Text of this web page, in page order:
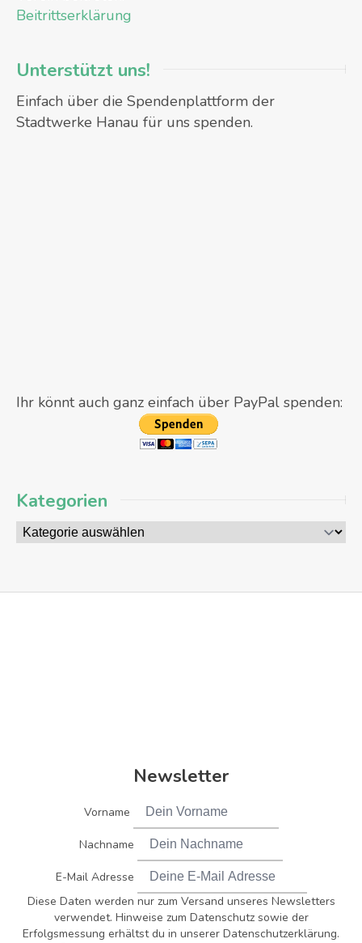
Beitrittserklärung
Unterstützt uns!
Einfach über die Spendenplattform der
Stadtwerke Hanau für uns spenden.
Ihr könnt auch ganz einfach über PayPal spenden:
Kategorien
Newsletter
Vorname
Nachname
E-Mail Adresse
Diese Daten werden nur zum Versand unseres Newsletters
verwendet. Hinweise zum Datenschutz sowie der
Erfolgsmessung erhältst du in unserer Datenschutzerklärung.